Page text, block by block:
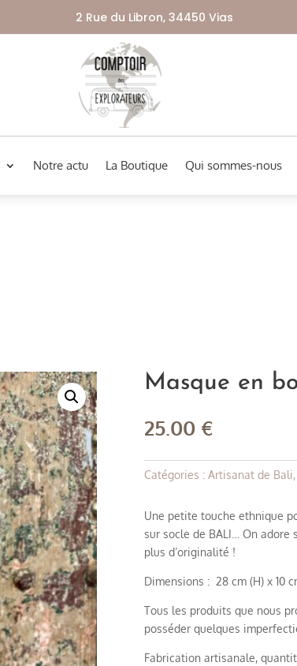
2 Rue du Libron, 34450 Vias
Notre actu La Boutique Qui sommes-nous
Masque en
25.00 €
Catégories : Artisanat de Bali,
Une petite touche ethnique
sur socle de BALI… On
plus d’originalité !
Dimensions : 28 cm (H) x 10
Tous les produits que nous
posséder quelques
Fabrication artisanale,